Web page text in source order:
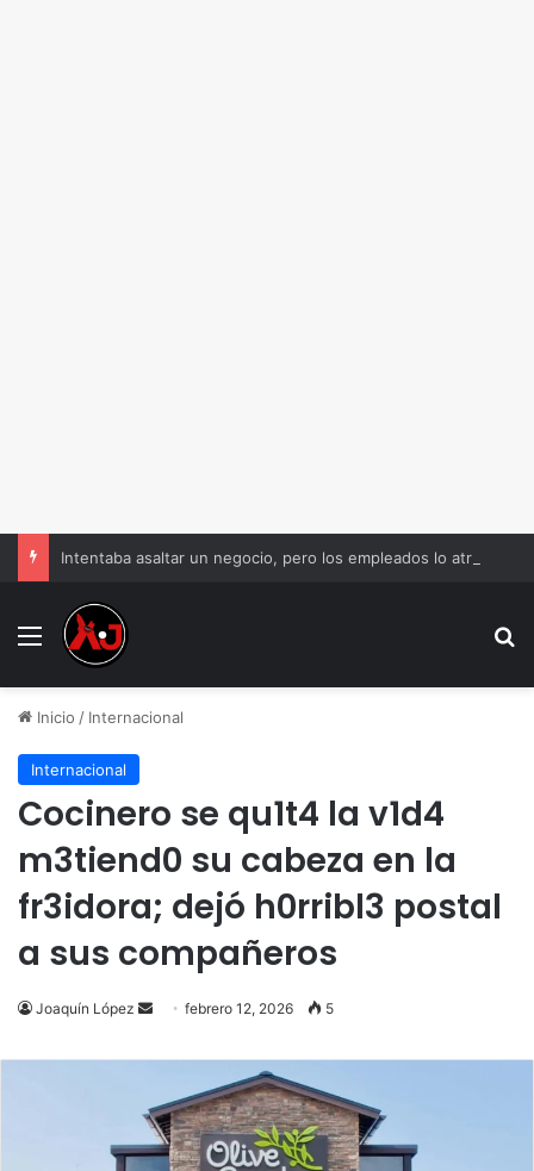
Menu
Inicio / Internacional
Internacional
Cocinero se qu1t4 la v1d4
m3tiend0 su cabeza en la
fr3idora; dejó h0rribl3 postal
a sus compañeros
Joaquín López
Send
email
febrero 12, 2026 5